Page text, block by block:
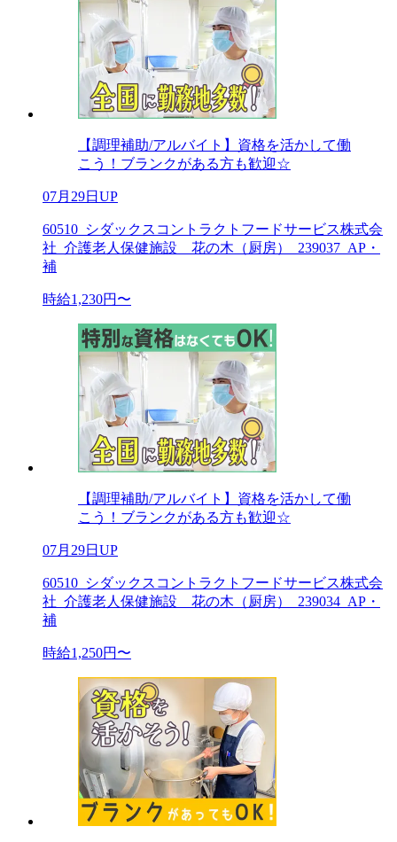
【調理補助/アルバイト】資格を活かして働
こう！ブランクがある方も歓迎☆
07月29日UP
60510_シダックスコントラクトフードサービス株式会
社_介護老人保健施設 花の木（厨房）_239037_AP・
補
時給1,230円〜
【調理補助/アルバイト】資格を活かして働
こう！ブランクがある方も歓迎☆
07月29日UP
60510_シダックスコントラクトフードサービス株式会
社_介護老人保健施設 花の木（厨房）_239034_AP・
補
時給1,250円〜